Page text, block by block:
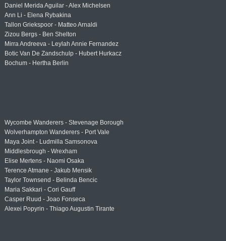
Daniel Merida Aguilar - Alex Michelsen
Ann Li - Elena Rybakina
Tallon Griekspoor - Matteo Arnaldi
Zizou Bergs - Ben Shelton
Mirra Andreeva - Leylah Annie Fernandez
Botic Van De Zandschulp - Hubert Hurkacz
Bochum - Hertha Berlin
Wycombe Wanderers - Stevenage Borough
Wolverhampton Wanderers - Port Vale
Maya Joint - Ludmilla Samsonova
Middlesbrough - Wrexham
Elise Mertens - Naomi Osaka
Terence Atmane - Jakub Mensik
Taylor Townsend - Belinda Bencic
Maria Sakkari - Cori Gauff
Casper Ruud - Joao Fonseca
Alexei Popyrin - Thiago Augustin Tirante